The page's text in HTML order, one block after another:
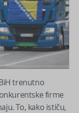
trenutno
firme
To, kako ističu,